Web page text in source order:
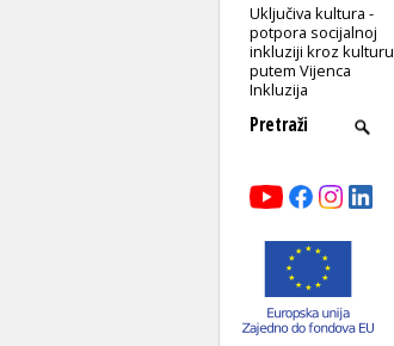
Uključiva kultura -
potpora socijalnoj
inkluziji kroz kulturu
putem Vijenca
Inkluzija